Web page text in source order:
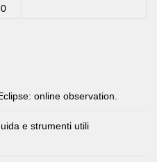
online observation.
e strumenti utili